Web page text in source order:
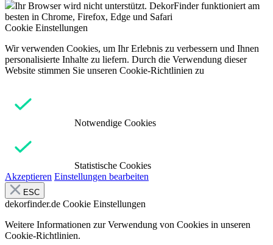
Ihr Browser wird nicht unterstützt. DekorFinder funktioniert am
besten in Chrome, Firefox, Edge und Safari
Cookie Einstellungen
Wir verwenden Cookies, um Ihr Erlebnis zu verbessern und Ihnen
personalisierte Inhalte zu liefern. Durch die Verwendung dieser
Website stimmen Sie unseren Cookie-Richtlinien zu
Notwendige Cookies
Statistische Cookies
Akzeptieren Einstellungen bearbeiten
ESC
dekorfinder.de Cookie Einstellungen
Weitere Informationen zur Verwendung von Cookies in unseren
Cookie-Richtlinien.